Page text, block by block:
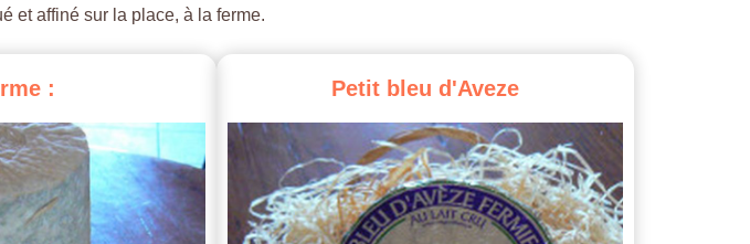
et affiné sur la place, à la ferme.
: Petit bleu d'Aveze